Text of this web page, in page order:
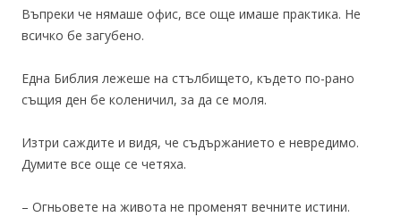
Въпреки че нямаше офис, все още имаше практика. Не
всичко бе загубено.
Една Библия лежеше на стълбището, където по-рано
същия ден бе коленичил, за да се моля.
Изтри саждите и видя, че съдържанието е невредимо.
Думите все още се четяха.
– Огньовете на живота не променят вечните истини.